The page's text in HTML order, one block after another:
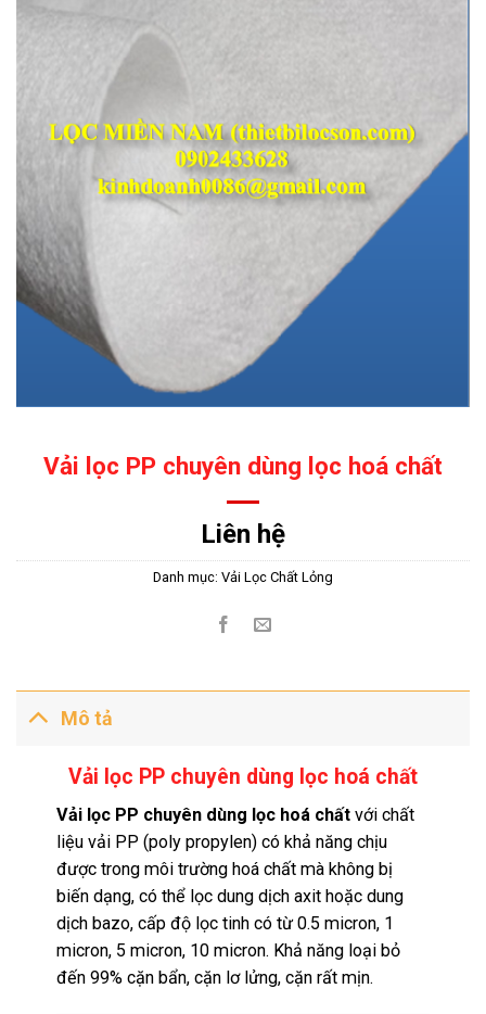
Vải lọc PP chuyên dùng lọc hoá chất
Liên hệ
Danh mục: Vải Lọc Chất Lỏng
Mô tả
Vải lọc PP chuyên dùng lọc hoá chất
Vải lọc PP chuyên dùng lọc hoá chất với chất
liệu vải PP (poly propylen) có khả năng chịu
được trong môi trường hoá chất mà không bị
biến dạng, có thể lọc dung dịch axit hoặc dung
dịch bazo, cấp độ lọc tinh có từ 0.5 micron, 1
micron, 5 micron, 10 micron. Khả năng loại bỏ
đến 99% cặn bẩn, cặn lơ lửng, cặn rất mịn.